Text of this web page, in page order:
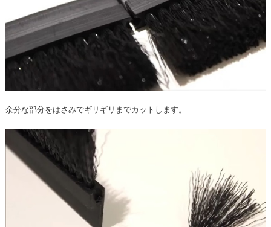
余分な部分をはさみでギリギリまでカットします。